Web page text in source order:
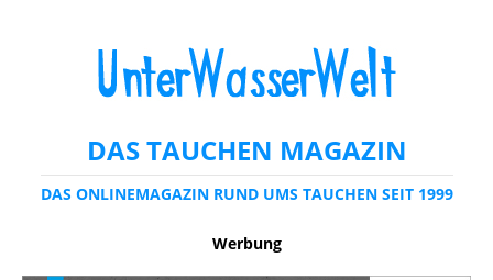
DAS TAUCHEN MAGAZIN
DAS ONLINEMAGAZIN RUND UMS TAUCHEN SEIT 1999
Werbung